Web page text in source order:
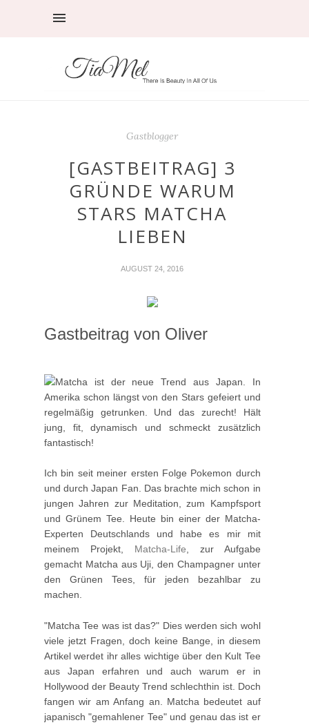
Gastblogger
[GASTBEITRAG] 3
GRÜNDE WARUM
STARS MATCHA
LIEBEN
AUGUST 24, 2016
Gastbeitrag von Oliver
Matcha ist der neue Trend aus Japan. In
Amerika schon längst von den Stars gefeiert und
regelmäßig getrunken. Und das zurecht! Hält
jung, fit, dynamisch und schmeckt zusätzlich
fantastisch!
Ich bin seit meiner ersten Folge Pokemon durch
und durch Japan Fan. Das brachte mich schon in
jungen Jahren zur Meditation, zum Kampfsport
und Grünem Tee. Heute bin einer der Matcha-
Experten Deutschlands und habe es mir mit
meinem Projekt, Matcha-Life , zur Aufgabe
gemacht Matcha aus Uji, den Champagner unter
den Grünen Tees, für jeden bezahlbar zu
machen.
"Matcha Tee was ist das?" Dies werden sich wohl
viele jetzt Fragen, doch keine Bange, in diesem
Artikel werdet ihr alles wichtige über den Kult Tee
aus Japan erfahren und auch warum er in
Hollywood der Beauty Trend schlechthin ist. Doch
fangen wir am Anfang an. Matcha bedeutet auf
japanisch "gemahlener Tee" und genau das ist er